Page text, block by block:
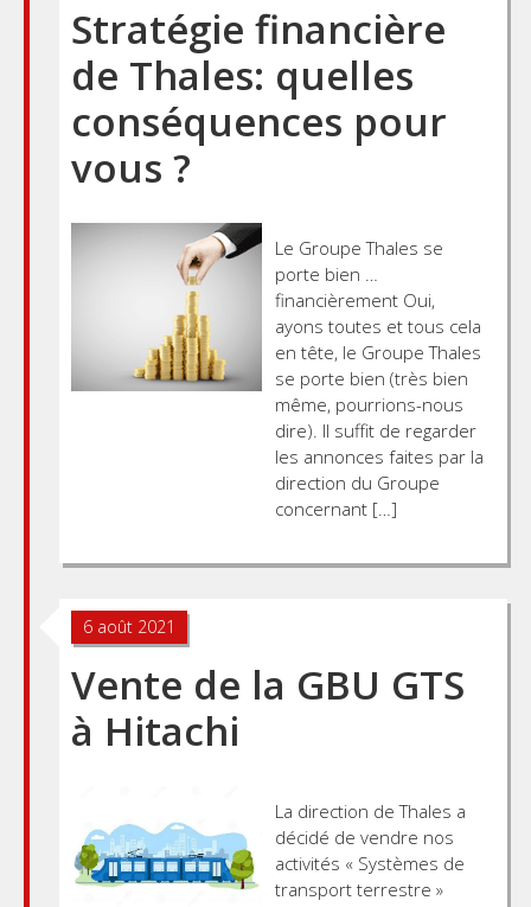
Stratégie financière
de Thales: quelles
conséquences pour
vous ?
Le Groupe Thales se
porte bien …
financièrement Oui,
ayons toutes et tous cela
en tête, le Groupe Thales
se porte bien (très bien
même, pourrions-nous
dire). Il suffit de regarder
les annonces faites par la
direction du Groupe
concernant […]
6 août 2021
Vente de la GBU GTS
à Hitachi
La direction de Thales a
décidé de vendre nos
activités « Systèmes de
transport terrestre »